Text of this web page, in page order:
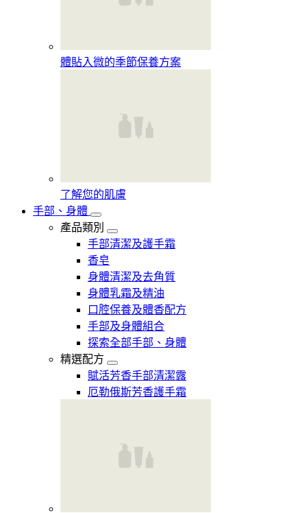
體貼入微的季節保養方案
了解您的肌膚
手部、身體
產品類別
手部清潔及護手霜
香皂
身體清潔及去角質
身體乳霜及精油
口腔保養及體香配方
手部及身體組合
探索全部手部、身體
精選配方
賦活芳香手部清潔露
厄勒俄斯芳香護手霜